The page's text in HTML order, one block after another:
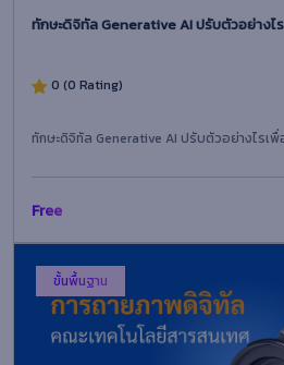
ทักษะดิจิทัล Generative AI ปรับตัวอย่างไ
0 (0 Rating)
ทักษะดิจิทัล Generative AI ปรับตัวอย่างไรเ
Free
ขั้นพื้นฐาน